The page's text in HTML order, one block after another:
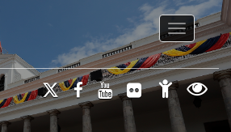
Toggle